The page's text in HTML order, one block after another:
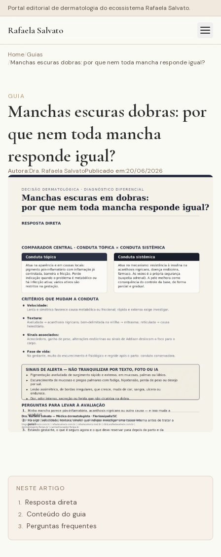
Portal editorial de dermatologia do ecossistema Rafaela Salvato.
Rafaela Salvato
Home/Guias
/Manchas escuras dobras: por que nem toda mancha responde igual?
GUIA
Manchas escuras dobras: por
que nem toda mancha
responde igual?
Autora:Dra. Rafaela SalvatoPublicado em:20/06/2026
NESTE ARTIGO
1. Resposta direta
2. Conteúdo do guia
3. Perguntas frequentes